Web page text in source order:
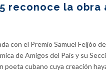
reconoce la
con el Premio Samuel Feijóo
de Amigos del País y su
poeta cubano cuya creación